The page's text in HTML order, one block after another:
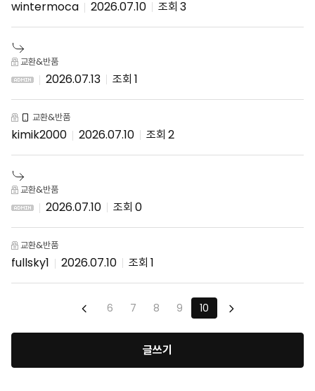
wintermoca 2026.07.10 3
교환&반품
2026.07.13 1
교환&반품
kimik2000 2026.07.10 2
교환&반품
2026.07.10 0
교환&반품
fullsky1 2026.07.10 1
6 7 8 9 10
글쓰기